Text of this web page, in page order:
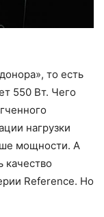
то есть
550 Вт. Чего
нагрузки
мощности. А
качество
Reference. Но